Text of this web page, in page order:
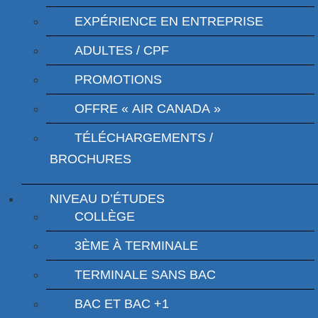
EXPÉRIENCE EN ENTREPRISE
ADULTES / CPF
PROMOTIONS
OFFRE « AIR CANADA »
TÉLÉCHARGEMENTS /
BROCHURES
NIVEAU D’ÉTUDES
COLLÈGE
3ÈME À TERMINALE
TERMINALE SANS BAC
BAC ET BAC +1